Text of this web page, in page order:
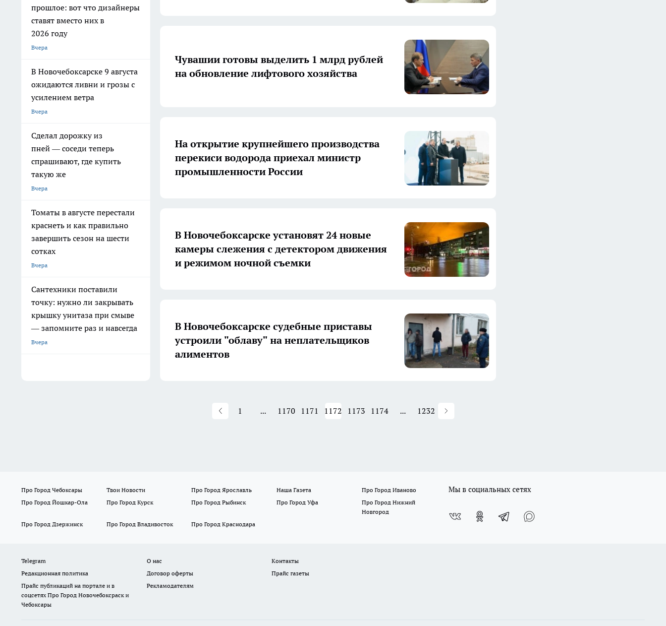
прошлое: вот что дизайнеры
ставят вместо них в
2026 году
Вчера
В Новочебоксарске 9 августа
ожидаются ливни и грозы с
усилением ветра
Вчера
Сделал дорожку из
пней — соседи теперь
спрашивают, где купить
такую же
Вчера
Томаты в августе перестали
краснеть и как правильно
завершить сезон на шести
сотках
Вчера
Сантехники поставили
точку: нужно ли закрывать
крышку унитаза при смыве
— запомните раз и навсегда
Вчера
Чувашии готовы выделить 1 млрд рублей
на обновление лифтового хозяйства
На открытие крупнейшего производства
перекиси водорода приехал министр
промышленности России
В Новочебоксарске установят 24 новые
камеры слежения с детектором движения
и режимом ночной съемки
В Новочебоксарске судебные приставы
устроили "облаву" на неплательщиков
алиментов
1 ... 1170 1171 1172 1173 1174 ... 1232
Про Город Чебоксары Твои Новости Про Город Ярославль Наша Газета
Про Город Иваново
Про Город Йошкар-Ола
Про Город Курск Про Город Рыбинск Про Город Уфа
Про Город Нижний
Новгород
Про Город Дзержинск
Про Город Владивосток Про Город Краснодара
Мы в социальных сетях
Telegram О нас
Контакты
Редакционная политика
Договор оферты
Прайс газеты
Прайс публикаций на портале и в
соцсетях Про Город Новочебоксраск и
Чебоксары
Рекламодателям